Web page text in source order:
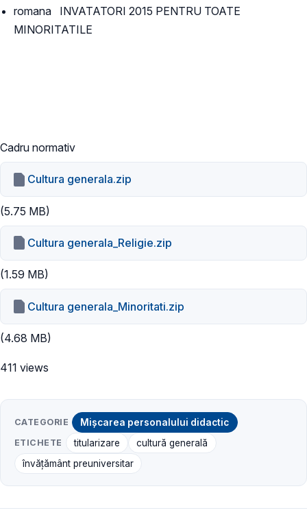
romana INVATATORI 2015 PENTRU TOATE
MINORITATILE
Cadru normativ
Cultura generala.zip
(5.75 MB)
Cultura generala_Religie.zip
(1.59 MB)
Cultura generala_Minoritati.zip
(4.68 MB)
411 views
CATEGORIE Mișcarea personalului didactic
ETICHETE titularizare
cultură generală
învățământ preuniversitar